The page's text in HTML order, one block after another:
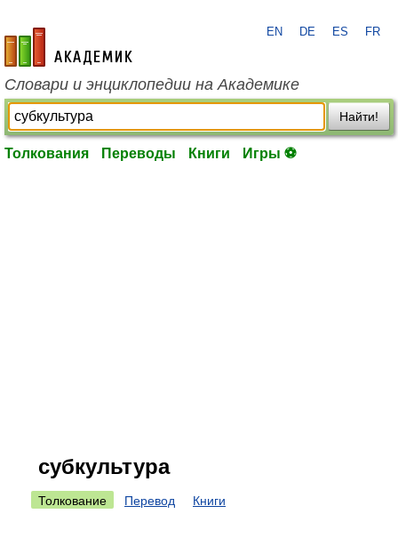
academic.ru
EN DE ES FR
Словари и энциклопедии на Академике
Найти!
Толкования Переводы Книги Игры ⚽
субкультура
Толкование Перевод Книги